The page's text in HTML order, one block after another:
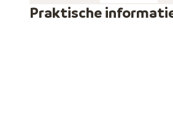
Praktische